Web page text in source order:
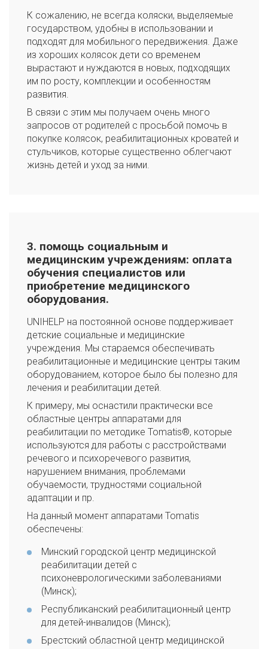
К сожалению, не всегда коляски, выделяемые
государством, удобны в использовании и
подходят для мобильного передвижения. Даже
из хороших колясок дети со временем
вырастают и нуждаются в новых, подходящих
им по росту, комплекции и особенностям
развития.
В связи с этим мы получаем очень много
запросов от родителей с просьбой помочь в
покупке колясок, реабилитационных кроватей и
стульчиков, которые существенно облегчают
жизнь детей и уход за ними.
3. помощь социальным и
медицинским учреждениям: оплата
обучения специалистов или
приобретение медицинского
оборудования.
UNIHELP на постоянной основе поддерживает
детские социальные и медицинские
учреждения. Мы стараемся обеспечивать
реабилитационные и медицинские центры таким
оборудованием, которое было бы полезно для
лечения и реабилитации детей.
К примеру, мы оснастили практически все
областные центры аппаратами для
реабилитации по методике Tomatis®, которые
используются для работы с расстройствами
речевого и психоречевого развития,
нарушением внимания, проблемами
обучаемости, трудностями социальной
адаптации и пр.
На данный момент аппаратами Tomatis
обеспечены:
Минский городской центр медицинской
реабилитации детей с
психоневрологическими заболеваниями
(Минск);
Республиканский реабилитационный центр
для детей-инвалидов (Минск);
Брестский областной центр медицинской